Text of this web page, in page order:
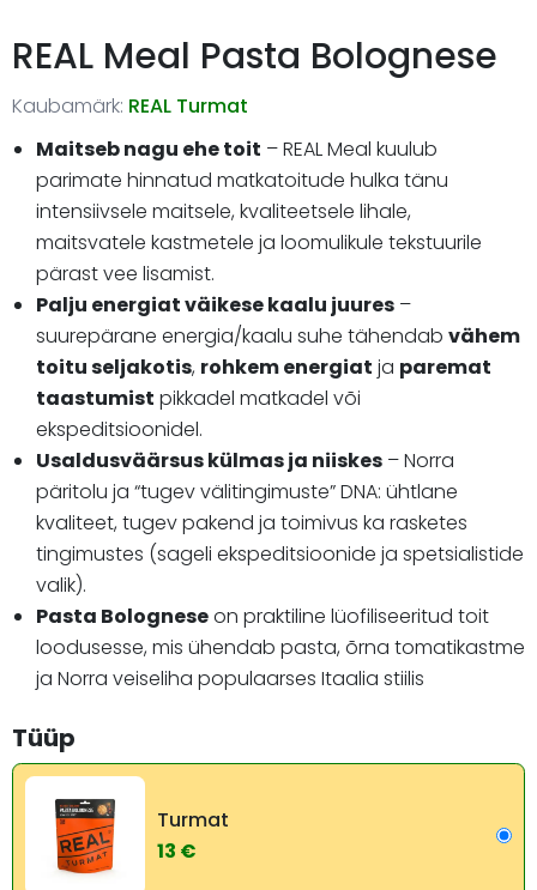
REAL Meal Pasta Bolognese
Kaubamärk: REAL Turmat
Maitseb nagu ehe toit – REAL Meal kuulub
parimate hinnatud matkatoitude hulka tänu
intensiivsele maitsele, kvaliteetsele lihale,
maitsvatele kastmetele ja loomulikule tekstuurile
pärast vee lisamist.
Palju energiat väikese kaalu juures –
suurepärane energia/kaalu suhe tähendab vähem
toitu seljakotis, rohkem energiat ja paremat
taastumist pikkadel matkadel või
ekspeditsioonidel.
Usaldusväärsus külmas ja niiskes – Norra
päritolu ja “tugev välitingimuste” DNA: ühtlane
kvaliteet, tugev pakend ja toimivus ka rasketes
tingimustes (sageli ekspeditsioonide ja spetsialistide
valik).
Pasta Bologneseon praktiline lüofiliseeritud toit
loodusesse, mis ühendab pasta, õrna tomatikastme
ja Norra veiseliha populaarses Itaalia stiilis
Tüüp
Turmat
13 €